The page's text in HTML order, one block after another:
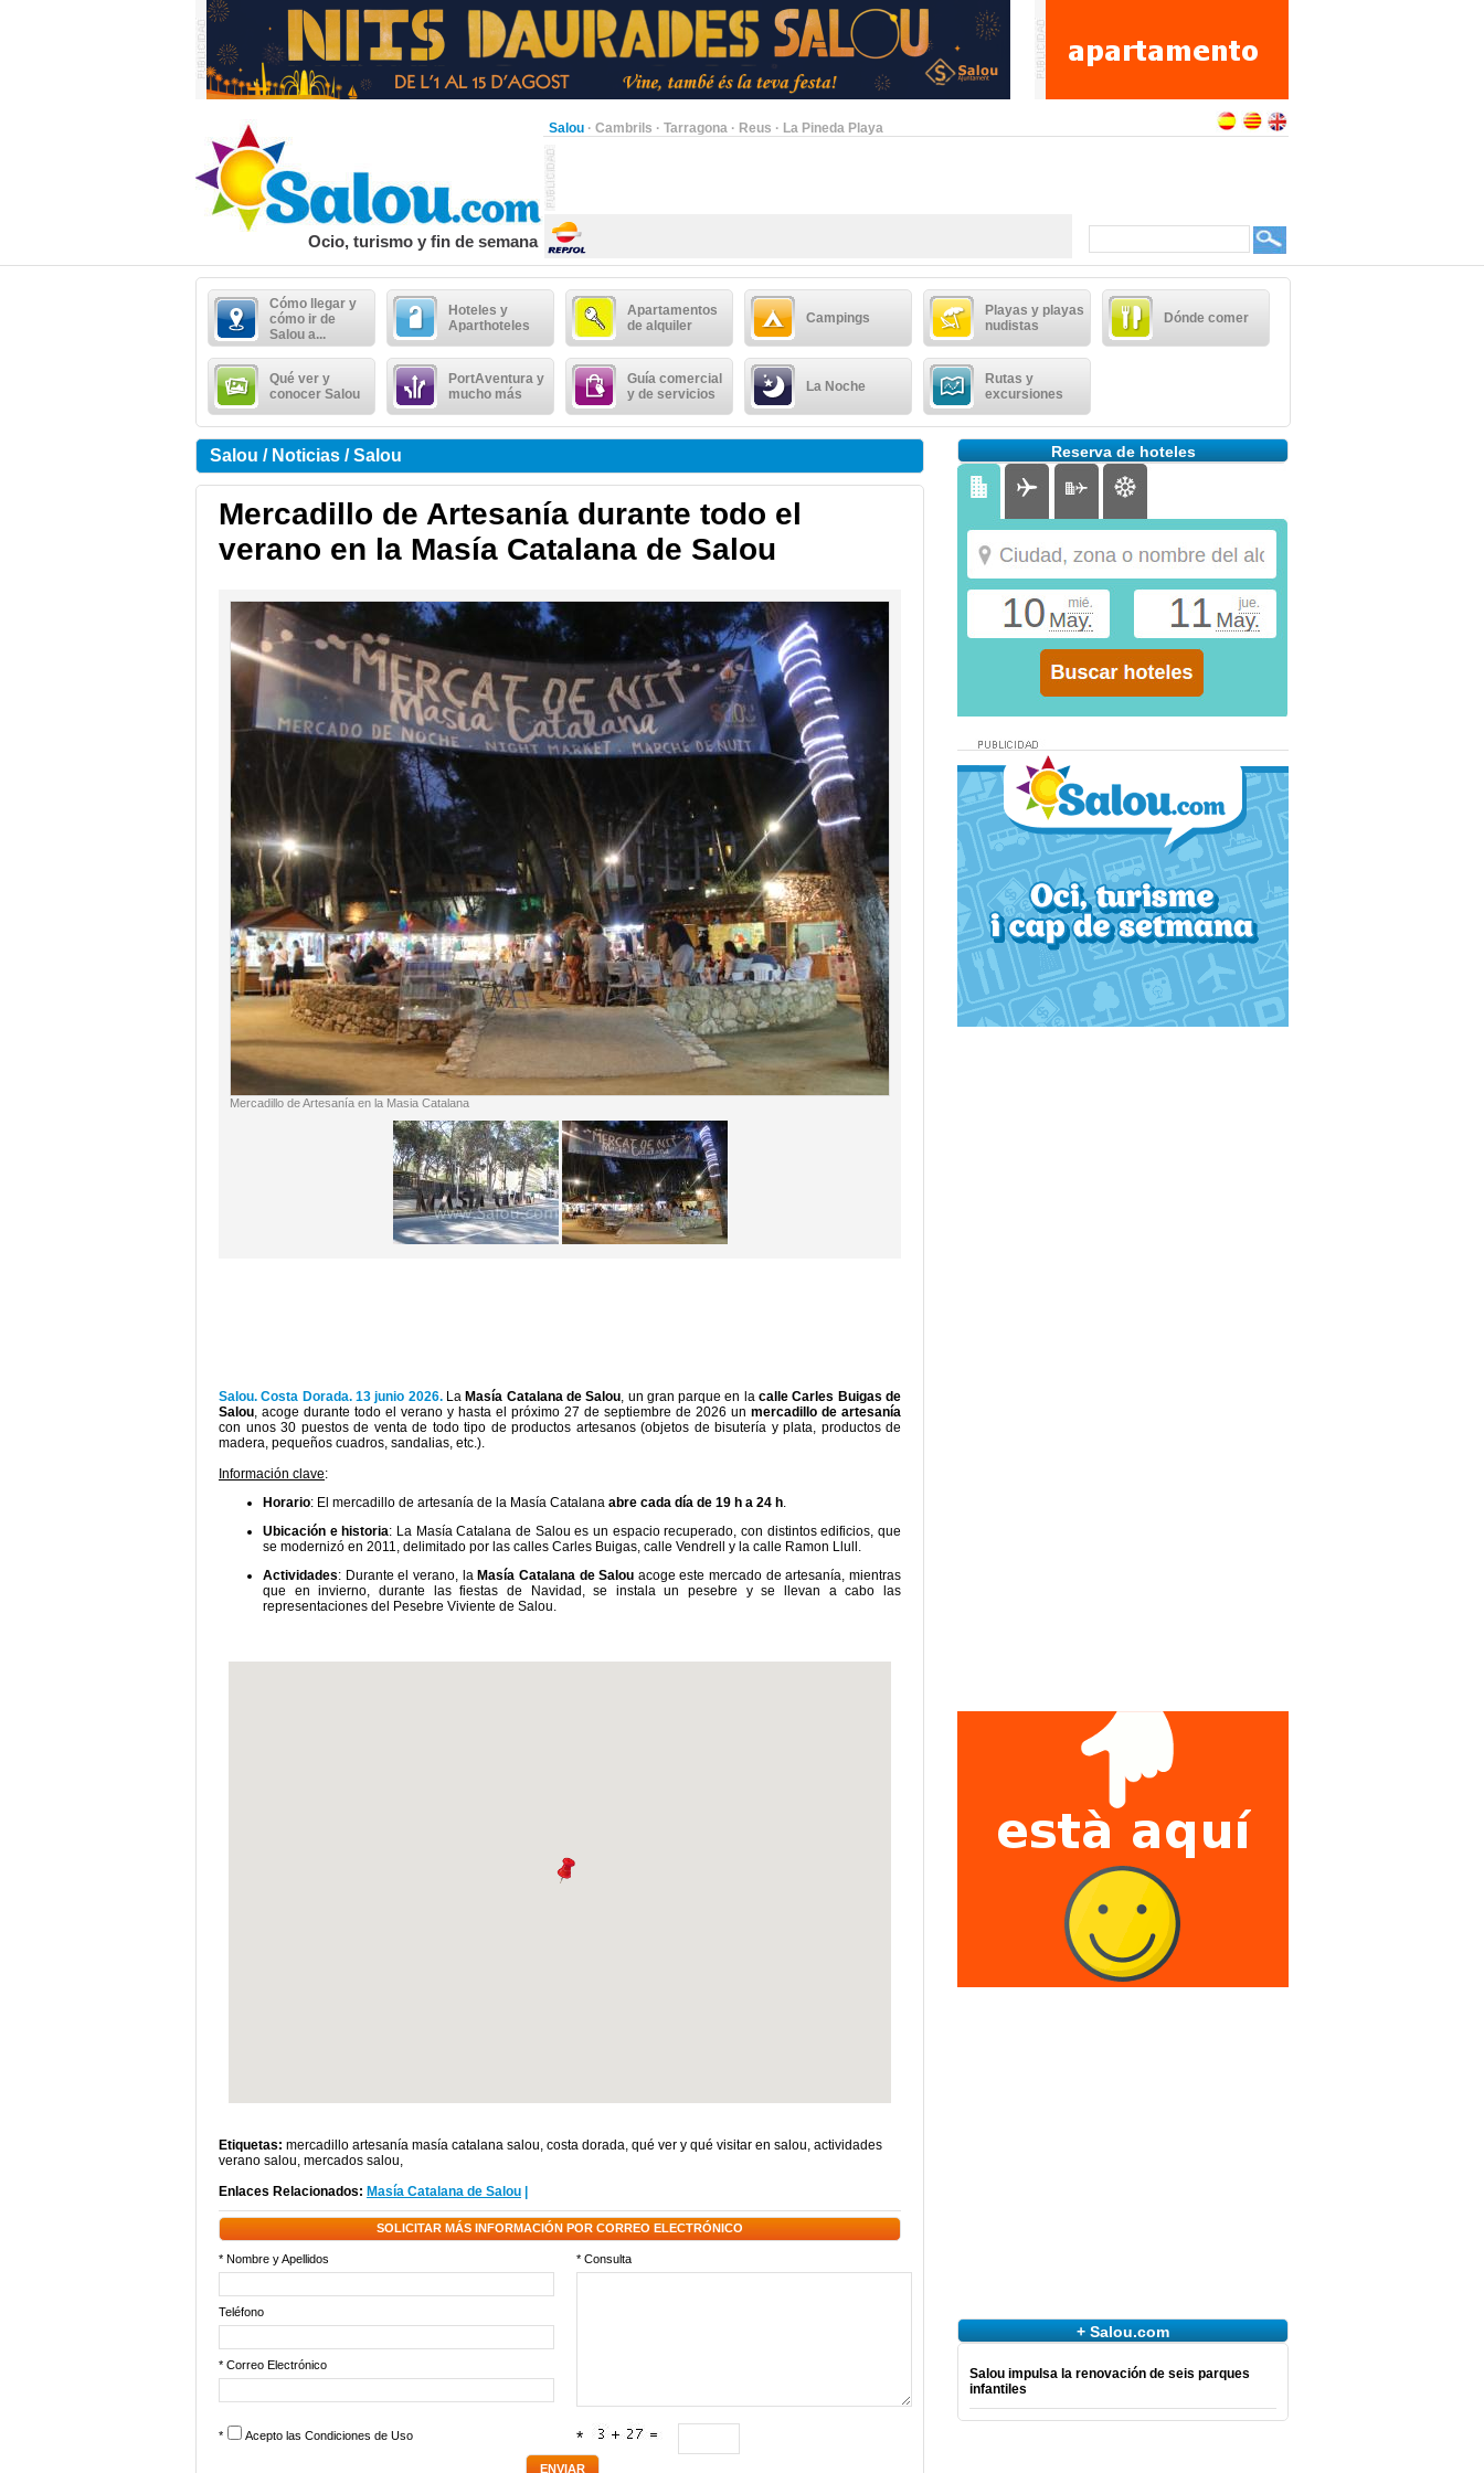
Salou · Cambrils · Tarragona · Reus · La Pineda Playa
Ocio, turismo y fin de semana
Cómo llegar y
cómo ir de
Salou a...
Hoteles y
Aparthoteles
Apartamentos
de alquiler
Campings
Playas y playas
nudistas
Dónde comer
Qué ver y
conocer Salou
PortAventura y
mucho más
Guía comercial
y de servicios
La Noche
Rutas y
excursiones
Salou / Noticias / Salou
Mercadillo de Artesanía durante todo el
verano en la Masía Catalana de Salou
Mercadillo de Artesanía en la Masia Catalana
Salou. Costa Dorada. 13 junio 2026. La Masía Catalana de Salou, un gran parque en lacalle Carles Buigas de
Salou, acoge durante todo el verano y hasta el próximo 27 de septiembre de 2026 un mercadillo de artesanía
con unos 30 puestos de venta de todo tipo de productos artesanos (objetos de bisutería y plata, productos de
madera, pequeños cuadros, sandalias, etc.).
Información clave:
Horario: El mercadillo de artesanía de la Masía Catalana abre cada día de 19 h a 24 h.
Ubicación e historia: La Masía Catalana de Salou es un espacio recuperado, con distintos edificios, que
se modernizó en 2011, delimitado por las calles Carles Buigas, calle Vendrell y la calle Ramon Llull.
Actividades: Durante el verano, la Masía Catalana de Salou acoge este mercado de artesanía, mientras
que en invierno, durante las fiestas de Navidad, se instala un pesebre y se llevan a cabo las
representaciones del Pesebre Viviente de Salou.
Etiquetas: mercadillo artesanía masía catalana salou, costa dorada, qué ver y qué visitar en salou, actividades
verano salou, mercados salou,
Enlaces Relacionados: Masía Catalana de Salou
SOLICITAR MÁS INFORMACIÓN POR CORREO ELECTRÓNICO
* Nombre y Apellidos * Consulta
Teléfono
* Correo Electrónico
* Acepto las Condiciones de Uso *
Reserva de hoteles
+ Salou.com
Salou impulsa la renovación de seis parques
infantiles